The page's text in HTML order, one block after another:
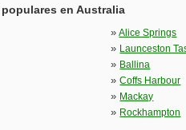
en Australia
»Alice Springs
» Launceston
» Ballina
»Coffs Harbour
» Mackay
» Rockhampton